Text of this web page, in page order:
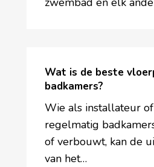
beste
vloerput
voor
badkamers?
Wat is de beste
badkamers?
Wie als installateur
regelmatig
of verbouwt, kan de
van het…